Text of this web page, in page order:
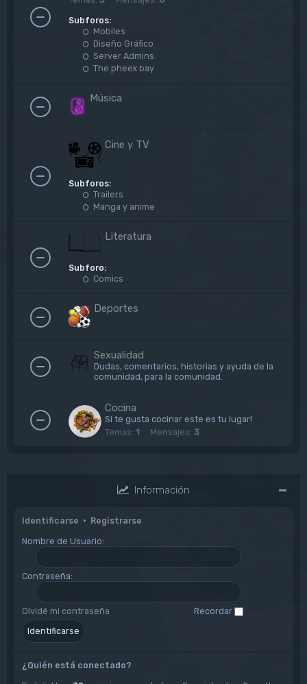
Subforos:
Mobiles
Diseño Gráfico
Server Admins
The pheek bay
Música
Cine y TV
Subforos:
Trailers
Manga y anime
Literatura
Subforo:
Comics
Deportes
Sexualidad
Dudas, comentarios, historias y ayuda de la
comunidad, para la comunidad.
Cocina
Si te gusta cocinar este es tu lugar!
Temas: 1 Mensajes: 3
Información
Identificarse • Registrarse
Nombre de Usuario:
Contraseña:
Olvidé mi contraseña Recordar
¿Quién está conectado?